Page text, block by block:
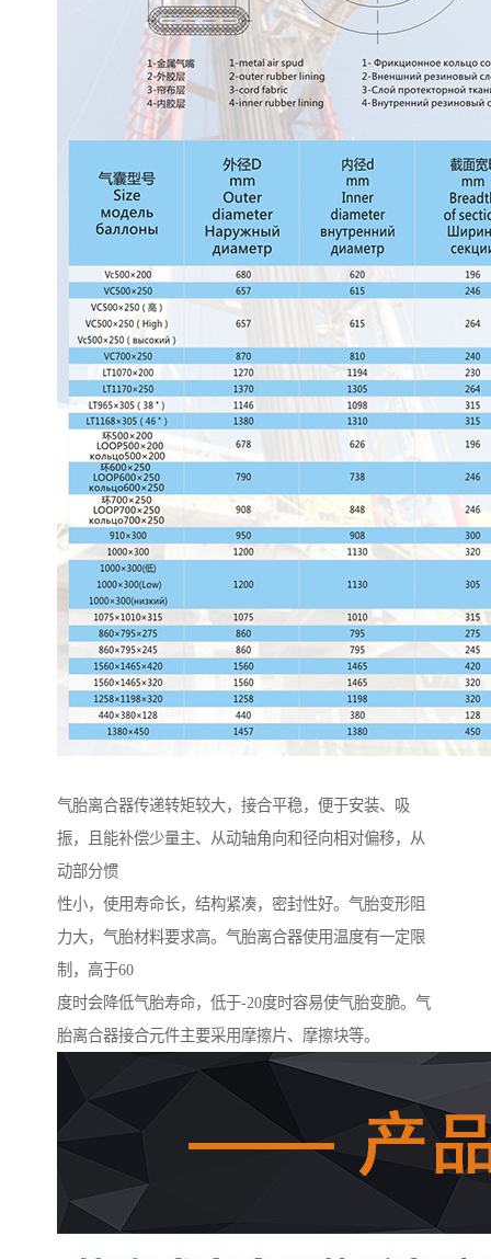
气胎离合器传递转矩较大，接合平稳，便于安装、吸
振，且能补偿少量主、从动轴角向和径向相对偏移，从
动部分惯
性小，使用寿命长，结构紧凑，密封性好。气胎变形阻
力大，气胎材料要求高。气胎离合器使用温度有一定限
制，高于60
度时会降低气胎寿命，低于-20度时容易使气胎变脆。气
胎离合器接合元件主要采用摩擦片、摩擦块等。